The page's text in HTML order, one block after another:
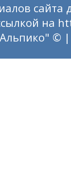
сайта
на
© |